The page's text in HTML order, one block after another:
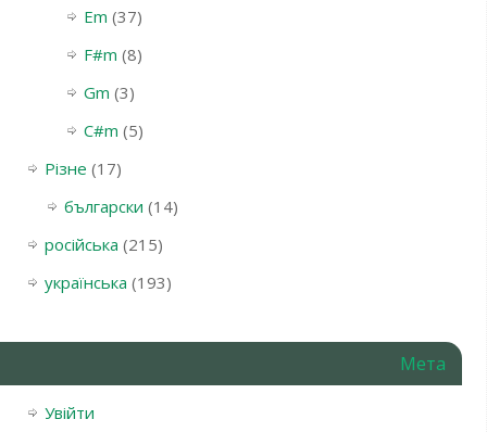
Em (37)
F#m (8)
Gm (3)
С#m (5)
Різне (17)
български (14)
російська (215)
українська (193)
Мета
Увійти